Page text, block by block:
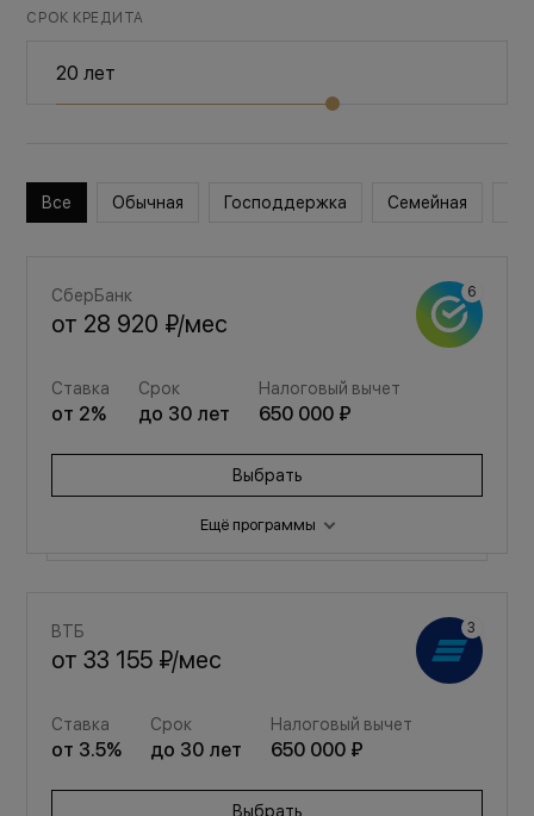
СРОК КРЕДИТА
Все Обычная Господдержка Семейная
СберБанк
от 28 920 ₽/мес
Ставка
от 2%
Срок
до 30 лет
Налоговый вычет
650 000 ₽
Выбрать
Ещё программы
от38 725 ₽ /мес
от3.5% до30 650 000 ₽
Выбрать
ВТБ
от33 155 ₽/мес
Ставка
от 3.5%
Срок
до 30 лет
Налоговый вычет
650 000 ₽
Выбрать